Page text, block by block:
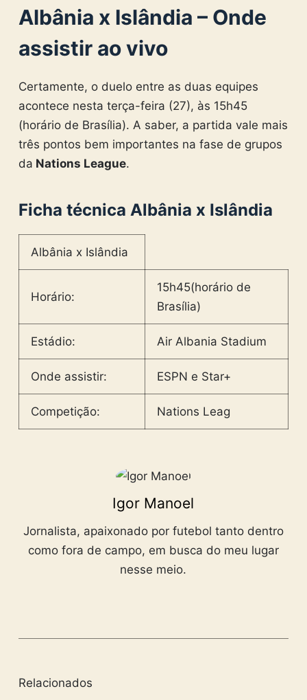
Albânia x Islândia – Onde
assistir ao vivo
Certamente, o duelo entre as duas equipes
acontece nesta terça-feira (27), às 15h45
(horário de Brasília). A saber, a partida vale mais
três pontos bem importantes na fase de grupos
da Nations League.
Ficha técnica Albânia x Islândia
Albânia x Islândia
Horário:
15h45(horário de
Brasília)
Estádio: Air Albania Stadium
Onde assistir: ESPN e Star+
Competição: Nations Leag
Igor Manoel
Jornalista, apaixonado por futebol tanto dentro
como fora de campo, em busca do meu lugar
nesse meio.
Relacionados